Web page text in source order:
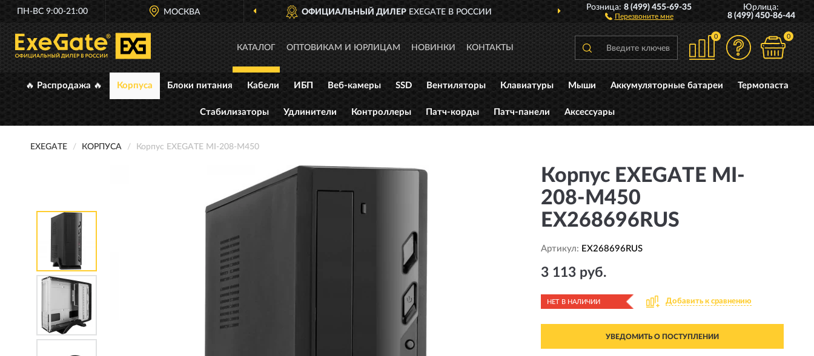
ПН-ВС 9:00-21:00 МОСКВА
ОФИЦИАЛЬНЫЙ ДИЛЕР EXEGATE В РОССИИ ДОСТАВИМ ПО ВСЕЙ РОССИИ
Розница:8 (499) 455-69-35
Перезвоните мне
Юрлица:
8 (499) 450-86-44
КАТАЛОГ ОПТОВИКАМ И ЮРЛИЦАМ НОВИНКИ КОНТАКТЫ
0 0
🔥 Распродажа 🔥 Корпуса Блоки питания Кабели ИБП Веб-камеры SSD Вентиляторы Клавиатуры Мыши Аккумуляторные батареи Термопаста
Стабилизаторы Удлинители Контроллеры Патч-корды Патч-панели Аксессуары
EXEGATE КОРПУСА Корпус EXEGATE MI-208-M450
Корпус EXEGATE MI-
208-M450
EX268696RUS
Артикул: EX268696RUS
3 113 руб.
НЕТ В НАЛИЧИИ Добавить к сравнению
УВЕДОМИТЬ О ПОСТУПЛЕНИИ